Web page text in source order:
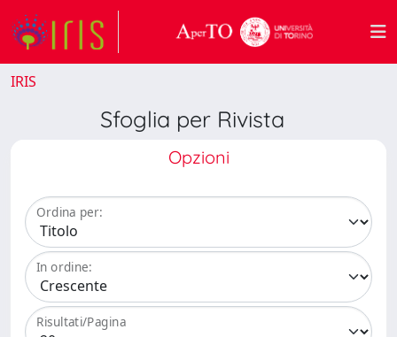
IRIS
Sfoglia per Rivista
Opzioni
Ordina per:
In ordine:
Risultati/Pagina